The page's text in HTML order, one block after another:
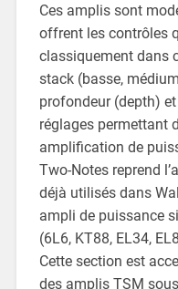
Ces amplis sont
offrent les contrôles
classiquement dans
stack (basse,
profondeur (depth)
réglages permettant
amplification de
Two-Notes reprend
déjà utilisés dans
ampli de puissance
(6L6, KT88, EL34,
Cette section est
des amplis TSM